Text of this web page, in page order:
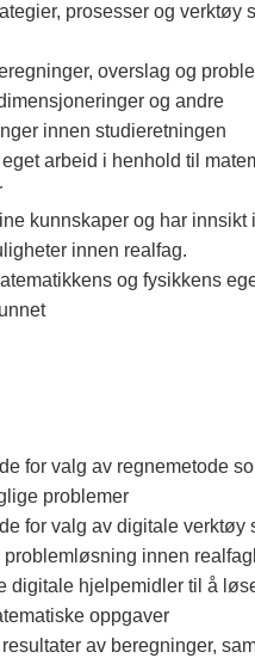
prosesser og verktøy
overslag og
og andre
innen studieretningen
arbeid i henhold til
kunnskaper og har innsikt
innen realfag.
og fysikkens
for valg av regnemetode
problemer
for valg av digitale verktøy
innen
digitale hjelpemidler til å
oppgaver
av beregninger,